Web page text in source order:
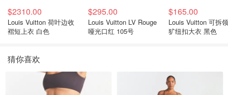
$2310.00
Louis Vuitton 荷叶边收
褶短上衣 白色
$295.00
Louis Vuitton LV Rouge
哑光口红 105号
$165.00
Louis Vuitton 可拆
犷纽扣大衣 黑色
猜你喜欢